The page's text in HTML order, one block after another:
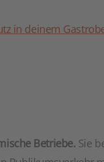
in deinem
Betriebe. Sie